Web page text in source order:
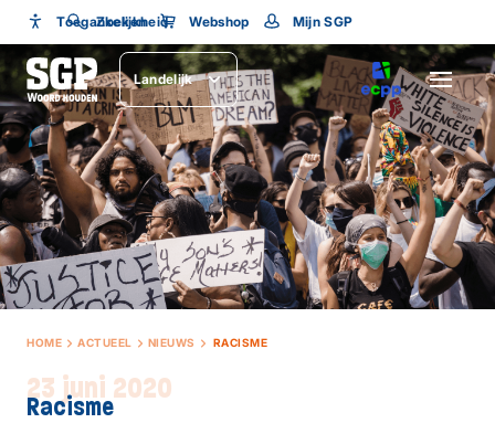
Toegankelijkheid
Toegankelijkheid
Lettergrootte
Zoeken Webshop Mijn SGP
Landelijk SLUITEN
HOME ACTUEEL NIEUWS RACISME
23 juni 2020
Racisme